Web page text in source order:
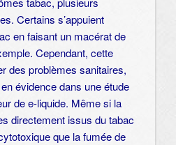
Certains s’appuient
en faisant un macérat de
Cependant, cette
des problèmes sanitaires,
évidence dans une étude
de e-liquide. Même si la
directement issus du tabac
que la fumée de